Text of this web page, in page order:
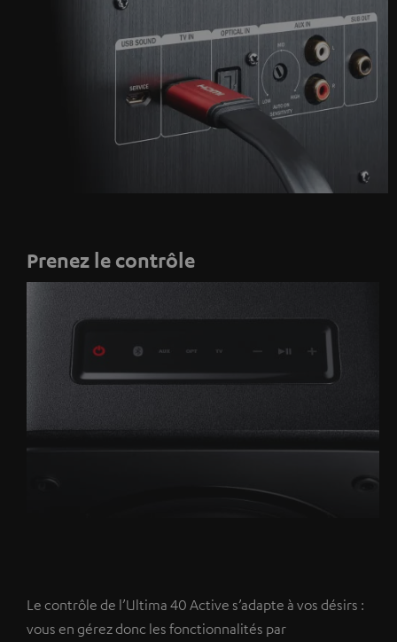
Prenez le contrôle
Marche/arrêt
Bluetooth
AUXOptique Lecture/pause
Augmenter
Le contrôle de l’Ultima 40 Active s’adapte à vos désirs :
vous en gérez donc les fonctionnalités par